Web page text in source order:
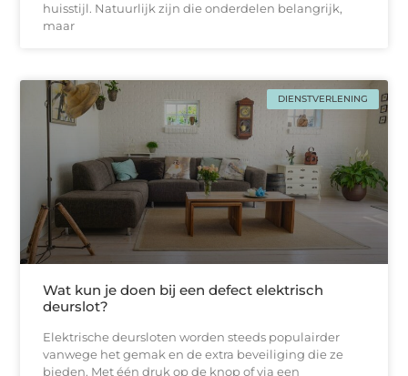
huisstijl. Natuurlijk zijn die onderdelen belangrijk,
maar
DIENSTVERLENING
Wat kun je doen bij een defect elektrisch
deurslot?
Elektrische deursloten worden steeds populairder
vanwege het gemak en de extra beveiliging die ze
bieden. Met één druk op de knop of via een